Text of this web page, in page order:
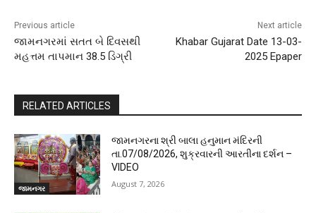
Previous article
જામનગરમાં સતત બે દિવસથી
મહત્તમ તાપમાન 38.5 ડિગ્રી
Next article
Khabar Gujarat Date 13-03-
2025 Epaper
RELATED ARTICLES
જામનગર
જામનગરના શ્રી બાલા હનુમાન મંદિરની
તા.07/08/2026, શુક્રવારની આરતીના દર્શન –
VIDEO
August 7, 2026